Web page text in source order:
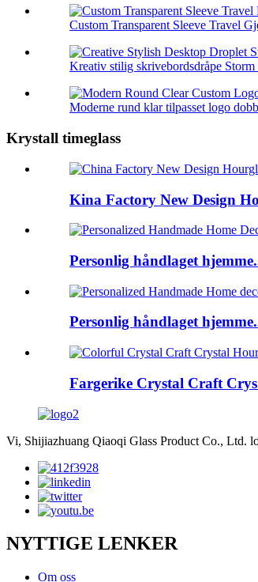
Custom Transparent Sleeve Travel
Kreativ stilig skrivebordsdråpe Storm
Moderne rund klar tilpasset logo
Krystall timeglass
Kina Factory New Design
Personlig håndlaget
Personlig håndlaget
Fargerike Crystal Craft
Vi, Shijiazhuang Qiaoqi Glass Product Co., Ltd.
NYTTIGE LENKER
Om oss